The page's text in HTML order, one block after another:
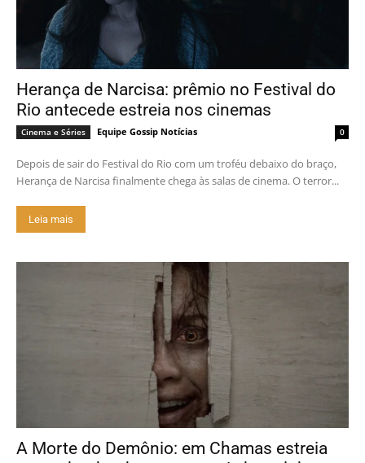
Herança de Narcisa: prêmio no Festival do
Rio antecede estreia nos cinemas
Cinema e Séries Equipe Gossip Notícias 0
Depois de sair do Festival do Rio com um troféu debaixo do braço,
Herança de Narcisa finalmente chega às salas de cinema. O terror...
Leia mais
A Morte do Demônio: em Chamas estreia